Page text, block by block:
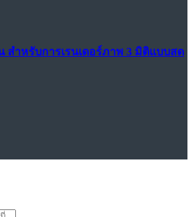
สำหรับการเรนเดอร์ภาพ 3 มิติแบบสด